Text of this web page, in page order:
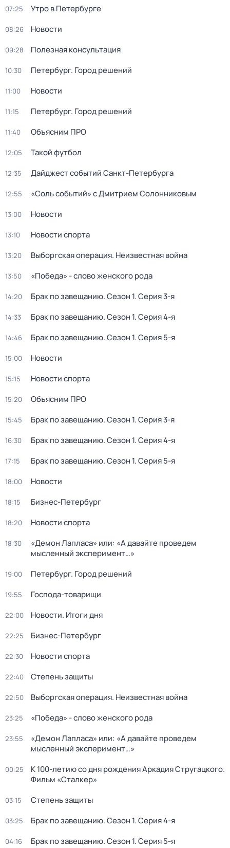
07:25 Утро в Петербурге
08:26 Новости
09:28 Полезная консультация
10:30 Петербург. Город решений
11:00 Новости
11:15 Петербург. Город решений
11:40 Объясним ПРО
12:05 Такой футбол
12:35 Дайджест событий Санкт-Петербурга
12:55 «Соль событий» с Дмитрием Солонниковым
13:00 Новости
13:10 Новости спорта
13:20 Выборгская операция. Неизвестная война
13:50 «Победа» - слово женского рода
14:20 Брак по завещанию. Сезон 1. Серия 3-я
14:33 Брак по завещанию. Сезон 1. Серия 4-я
14:46 Брак по завещанию. Сезон 1. Серия 5-я
15:00 Новости
15:15 Новости спорта
15:20 Объясним ПРО
15:45 Брак по завещанию. Сезон 1. Серия 3-я
16:30 Брак по завещанию. Сезон 1. Серия 4-я
17:15 Брак по завещанию. Сезон 1. Серия 5-я
18:00 Новости
18:15 Бизнес-Петербург
18:20 Новости спорта
18:30
«Демон Лапласа» или: «А давайте проведем
мысленный эксперимент…»
19:00 Петербург. Город решений
19:55 Господа-товарищи
22:00 Новости. Итоги дня
22:25 Бизнес-Петербург
22:30 Новости спорта
22:40 Степень защиты
22:50 Выборгская операция. Неизвестная война
23:25 «Победа» - слово женского рода
23:55
«Демон Лапласа» или: «А давайте проведем
мысленный эксперимент…»
00:25
К 100-летию со дня рождения Аркадия Стругацкого.
Фильм «Сталкер»
03:15 Степень защиты
03:25 Брак по завещанию. Сезон 1. Серия 4-я
04:16 Брак по завещанию. Сезон 1. Серия 5-я